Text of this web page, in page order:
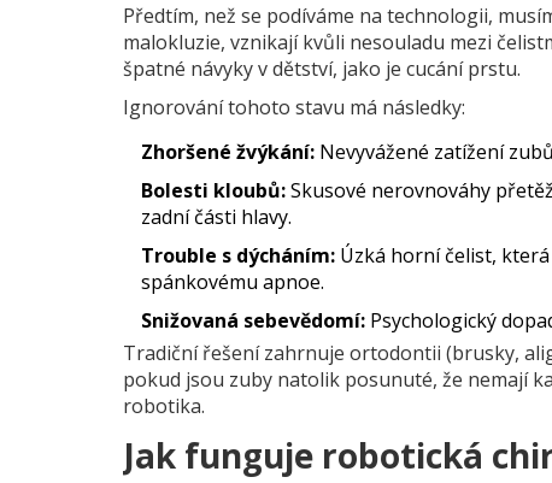
Předtím, než se podíváme na technologii,
malokluzie, vznikají kvůli nesouladu mezi
špatné návyky v dětství, jako je cucání prstu.
Ignorování tohoto stavu má následky:
Zhoršené žvýkání: Nevyvážené zatížení
Bolesti kloubů:Skusové nerovnováhy
zadní části hlavy.
Trouble s dýcháním: Úzká horní čelist,
spánkovému apnoe.
Snižovaná sebevědomí: Psychologický
Tradiční řešení zahrnuje ortodontii (brusky,
pokud jsou zuby natolik posunuté, že nemají
robotika.
Jak funguje robotická